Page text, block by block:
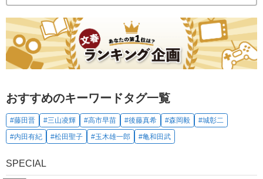
おすすめのキーワードタグ一覧
#藤田晋 #三山凌輝 #高市早苗 #後藤真希 #森岡毅
#城彰二
#内田有紀
#松田聖子 #玉木雄一郎 #亀和田武
SPECIAL